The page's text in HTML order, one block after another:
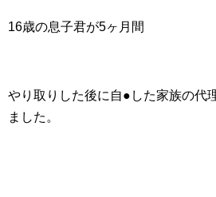
16歳の息子君が5ヶ月間
やり取りした後に自●した家族の代
ました。